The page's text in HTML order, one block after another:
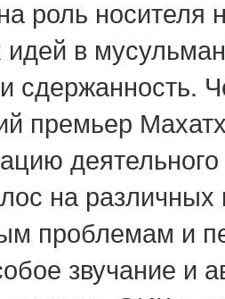
роль
в
сдержанность.
премьер
на
проблемам и
звучание и